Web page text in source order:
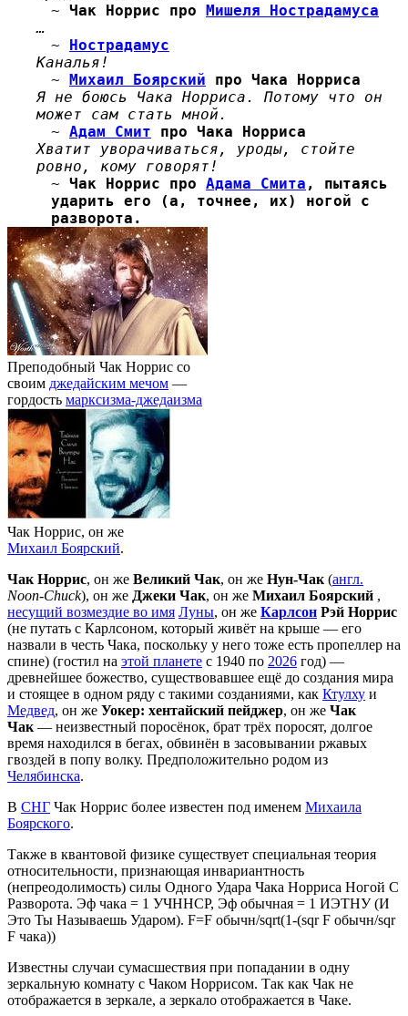
~ Чак Норрис про Мишеля Нострадамуса
…
~ Нострадамус
Каналья!
~ Михаил Боярский про Чака Норриса
Я не боюсь Чака Норриса. Потому что он
может сам стать мной.
~ Адам Смит про Чака Норриса
Хватит уворачиваться, уроды, стойте
ровно, кому говорят!
~ Чак Норрис про Адама Смита , пытаясь
ударить его (а, точнее, их) ногой с
разворота.
Преподобный Чак Норрис со
своим джедайским мечом —
гордость марксизма-джедаизма
Чак Норрис, он же
Михаил Боярский.
Чак Норрис, он же Великий Чак, он же Нун-Чак (англ.
Noon-Chuck), он же Джеки Чак, он же Михаил Боярский ,
несущий возмездие во имя Луны, он же Карлсон Рэй Норрис
(не путать с Карлсоном, который живёт на крыше — его
назвали в честь Чака, поскольку у него тоже есть пропеллер на
спине) (гостил на этой планете с 1940 по 2026 год) —
древнейшее божество, существовавшее ещё до создания мира
и стоящее в одном ряду с такими созданиями, как Ктулху и
Медвед, он же Уокер: хентайский пейджер, он же Чак
Чак — неизвестный поросёнок, брат трёх поросят, долгое
время находился в бегах, обвинён в засовывании ржавых
гвоздей в попу волку. Предположительно родом из
Челябинска.
В СНГ Чак Норрис более известен под именем Михаила
Боярского.
Также в квантовой физике существует специальная теория
относительности, признающая инвариантность
(непреодолимость) силы Одного Удара Чака Норриса Ногой С
Разворота. Эф чака = 1 УЧННСР, Эф обычная = 1 ИЭТНУ (И
Это Ты Называешь Ударом). F=F обычн/sqrt(1-(sqr F обычн/sqr
F чака))
Известны случаи сумасшествия при попадании в одну
зеркальную комнату с Чаком Норрисом. Так как Чак не
отображается в зеркале, а зеркало отображается в Чаке.